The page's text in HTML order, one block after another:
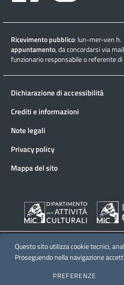
Ricevimento pubblico: lun-mer-ven
appuntamento, da concordarsi via
funzionario responsabile o referente
Dichiarazione di accessibilità
Crediti e informazioni
Note legali
Privacy policy
Mappa del sito
© 2026 Direzione generale
Questo sito utilizza cookie tecnici,
Proseguendo nella navigazione
PREFERENZE